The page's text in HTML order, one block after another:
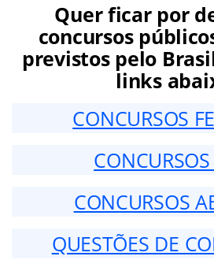
Quer ficar por
concursos
previstos pelo
links
CONCURSOS
CONCURSOS
QUESTÕES DE